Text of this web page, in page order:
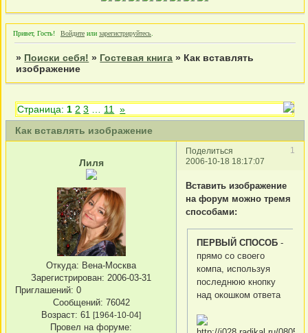
Привет, Гость! Войдите или зарегистрируйтесь
» Поиски себя! » Гостевая книга » Как вставлять
изображение
Как вставлять изображение
Страница: 1 2 3 11 »
Поделиться
1
2006-10-18 18:17:07
Лиля
Откуда: Вена-Москва
Зарегистрирован: 2006-03-31
Приглашений: 0
Сообщений: 76042
Возраст: 61 [1964-10-04]
Провел на форуме:
Вставить изображение
на форум можно тремя
способами:
ПЕРВЫЙ СПОСОБ -
прямо со своего
компа, используя
последнюю кнопку
над окошком ответа